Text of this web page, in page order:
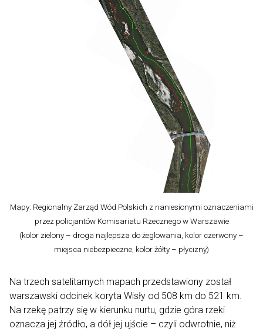
Mapy: Regionalny Zarząd Wód Polskich z naniesionymi oznaczeniami
przez policjantów Komisariatu Rzecznego w Warszawie
(kolor zielony – droga najlepsza do żeglowania, kolor czerwony –
miejsca niebezpieczne, kolor żółty – płycizny)
Na trzech satelitarnych mapach przedstawiony został
warszawski odcinek koryta Wisły od 508 km do 521 km.
Na rzekę patrzy się w kierunku nurtu, gdzie góra rzeki
oznacza jej źródło, a dół jej ujście – czyli odwrotnie, niż